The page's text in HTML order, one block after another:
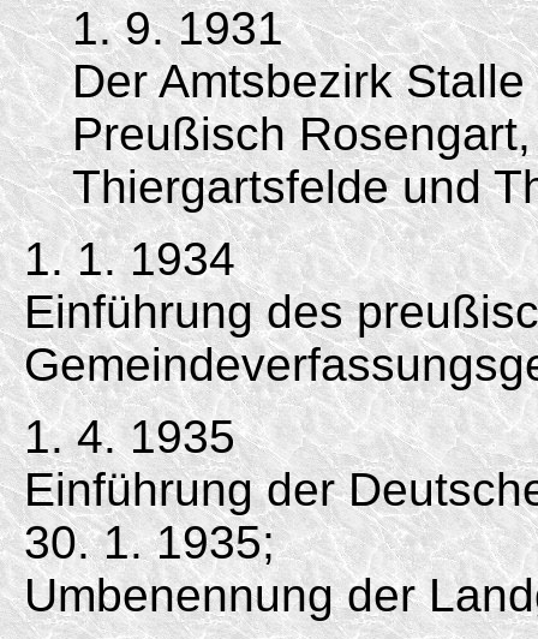
1. 9. 1931
Der Amtsbezirk
Preußisch
Thiergartsfelde und
1. 1. 1934
Einführung des
1. 4. 1935
Einführung der
30. 1. 1935;
Umbenennung der